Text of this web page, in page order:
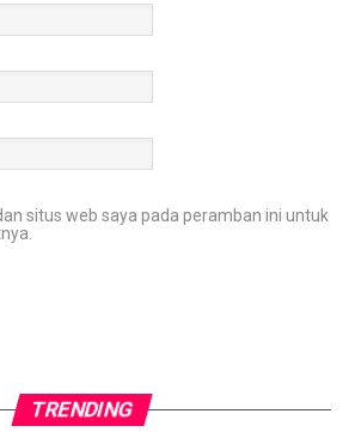
situs web saya pada peramban ini untuk
TRENDING